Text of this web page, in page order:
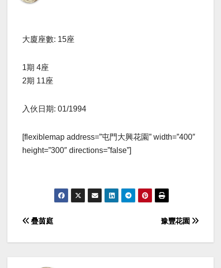
大廈座數: 15座
1期 4座
2期 11座
入伙日期: 01/1994
[flexiblemap address=”屯門大興花園” width=”400″
height=”300″ directions=”false”]
Post
navigation
豫豐花園
疊茵庭